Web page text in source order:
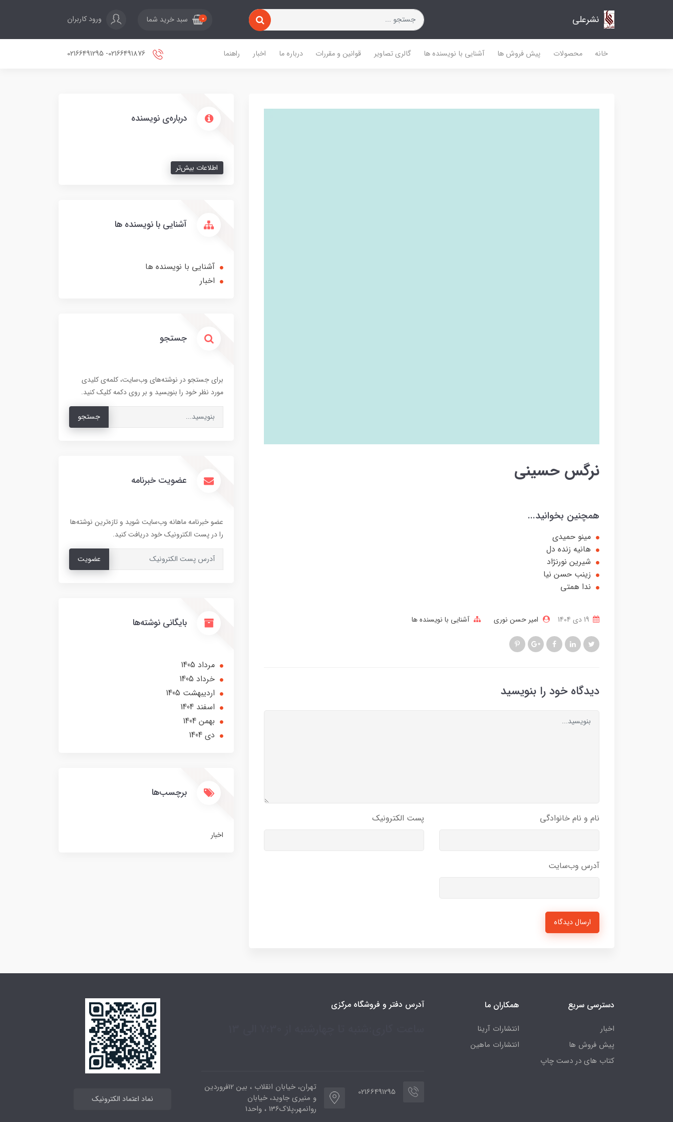
نشرعلی 0 سبد خرید شما ورود کاربران
خانه محصولات پیش فروش ها آشنایی با نویسنده ها گالری تصاویر قوانین و مقررات درباره ما اخبار راهنما
نرگس حسینی
همچنین بخوانید...
مینو حمیدی
هانیه زنده دل
شیرین نورنژاد
زینب حسن نیا
ندا همتی
امیر حسن نوری آشنایی با نویسنده ها
دیدگاه خود را بنویسید
نام و نام خانوادگی پست الکترونیک
آدرس وب‌سایت
ارسال دیدگاه
درباره‌ی نویسنده
اطلاعات بیش‌تر
آشنایی با نویسنده ها
آشنایی با نویسنده ها
اخبار
جستجو
برای جستجو در نوشته‌های وب‌سایت، کلمه‌ی کلیدی
مورد نظر خود را بنویسید و بر روی دکمه کلیک کنید.
جستجو
عضویت خبرنامه
عضو خبرنامه ماهانه وب‌سایت شوید و تازه‌ترین نوشته‌ها
را در پست الکترونیک خود دریافت کنید.
عضویت
بایگانی نوشته‌ها
مرداد 1405
خرداد 1405
ارديبهشت 1405
اسفند 1404
بهمن 1404
دی 1404
برچسب‌ها
اخبار
دسترسی سریع
اخبار
پیش فروش ها
کتاب های در دست چاپ
همکاران ما
انتشارات آرینا
انتشارات ماهین
آدرس دفتر و فروشگاه مرکزی
02166491295
تهران، خیابان انقلاب ، بین 12فروردین
و منیری جاوید، خیابان
روانمهر،پلاک136 ، واحد1
نماد اعتماد الکترونیک